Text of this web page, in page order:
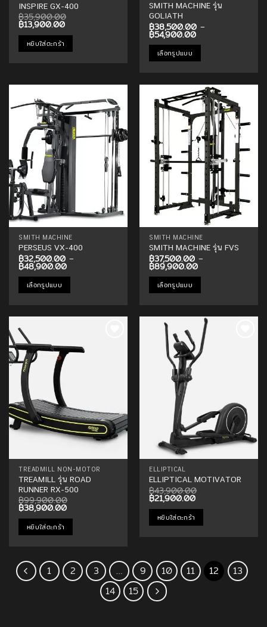
INSPIRE GX-400
฿35,900.00
Original
price
was:
฿35,900.00.
฿13,900.00Current
is:
หยิบใส่ตะกร้า
SMITH MACHINE รุ่น
GOLIATH
฿38,500.00 –
฿54,900.00Price
range:
฿38,500.00
฿54,900.00
เลือกรูปแบบ
multiple
variants.
The
options
may
be
chosen
on
the
product
page
Add to
Wishlist
SMITH MACHINE
PERSEUS VX-400
฿32,500.00 –
฿48,900.00Price
range:
฿32,500.00
฿48,900.00
เลือกรูปแบบ
multiple
variants.
The
options
may
be
chosen
on
the
page
Add to
Wishlist
SMITH MACHINE
SMITH MACHINE รุ่น FVS
฿37,500.00 –
฿89,900.00Price
range:
฿37,500.00
฿89,900.00
เลือกรูปแบบ
multiple
variants.
options
chosen
product
page
TREADMILL NON-MOTOR
TREAMILL รุ่น ROAD
RUNNER RX-500
฿99,900.00
Original
price
was:
฿99,900.00.
฿38,900.00Current
is:
หยิบใส่ตะกร้า
ELLIPTICAL
ELLIPTICAL MOTIVATOR
฿43,900.00
Original
price
was:
฿43,900.00.
฿21,900.00Current
is:
หยิบใส่ตะกร้า
1 2 3 … 9 10 11 12
13
14
15